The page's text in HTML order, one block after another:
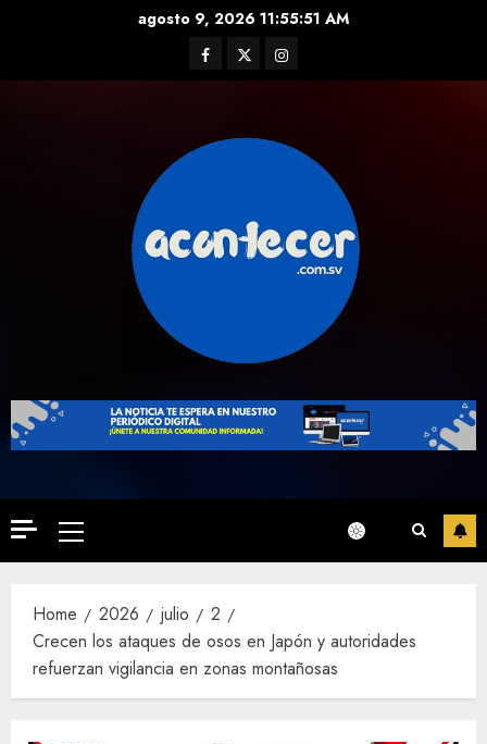
agosto 9, 2026 11:55:52 AM
Facebook
TwitterInstagram
Primary
Menu
Home 2026 julio
2
Crecen los ataques de osos en Japón y autoridades
refuerzan vigilancia en zonas montañosas